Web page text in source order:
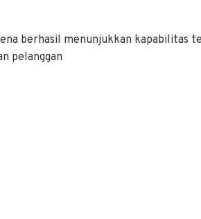
berhasil menunjukkan kapabilitas
pelanggan